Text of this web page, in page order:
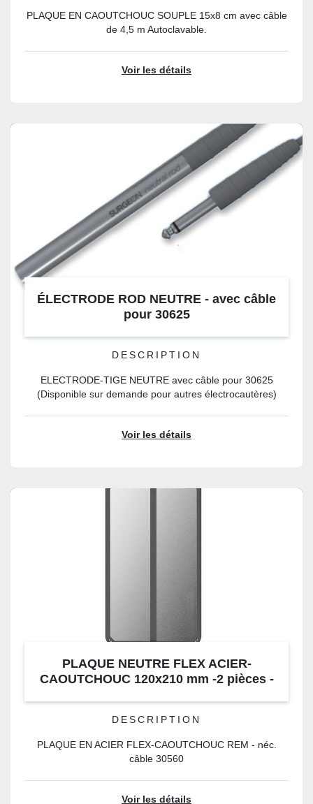
PLAQUE EN CAOUTCHOUC SOUPLE 15x8 cm avec câble
de 4,5 m Autoclavable.
Voir les détails
ÉLECTRODE ROD NEUTRE - avec câble
pour 30625
DESCRIPTION
ELECTRODE-TIGE NEUTRE avec câble pour 30625
(Disponible sur demande pour autres électrocautères)
Voir les détails
PLAQUE NEUTRE FLEX ACIER-
CAOUTCHOUC 120x210 mm -2 pièces -
DESCRIPTION
PLAQUE EN ACIER FLEX-CAOUTCHOUC REM - néc.
câble 30560
Voir les détails